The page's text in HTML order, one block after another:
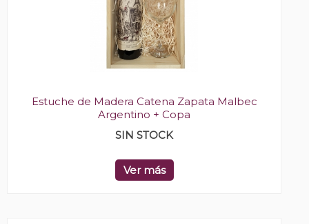
Estuche de Madera Catena Zapata Malbec
Argentino + Copa
SIN STOCK
Ver más